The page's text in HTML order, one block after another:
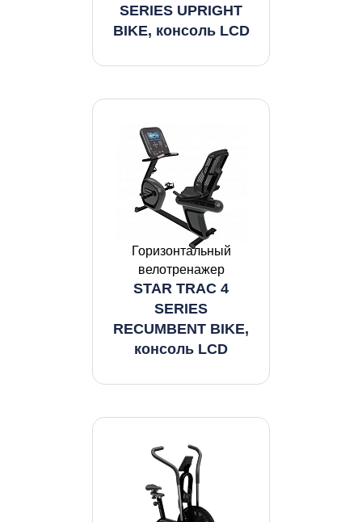
SERIES UPRIGHT
BIKE, консоль LCD
Горизонтальный
велотренажер
STAR TRAC 4
SERIES
RECUMBENT BIKE,
консоль LCD